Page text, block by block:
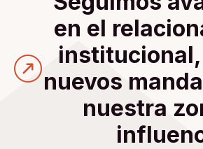
en el
nuevos
nuestra